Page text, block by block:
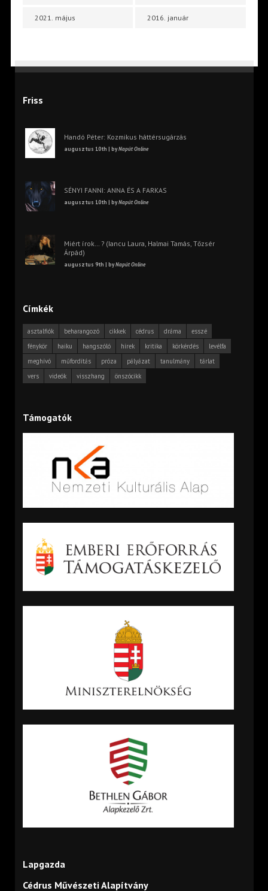
2021. május 2016. január
Friss
Handó Péter: Kozmikus háttérsugárzás
augusztus 10th | byNapút Online
SÉNYI FANNI: ANNA ÉS A FARKAS
augusztus 10th | byNapút Online
Miért írok… ? (Iancu Laura, Halmai Tamás, Tőzsér
Árpád)
augusztus 9th | byNapút Online
Címkék
asztalfiók beharangozó cikkek cédrus dráma
esszé
fénykör
haiku hangszóló hírek kritika körkérdés
levélfa
meghívó
műfordítás próza pályázat tanulmány
tárlat
vers
videók visszhang önszócikk
Támogatók
Lapgazda
Cédrus Művészeti Alapítvány